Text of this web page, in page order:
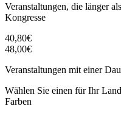
Veranstaltungen, die länger
Kongresse
40,80€
48,00€
Veranstaltungen mit einer
Wählen Sie einen für Ihr
Farben